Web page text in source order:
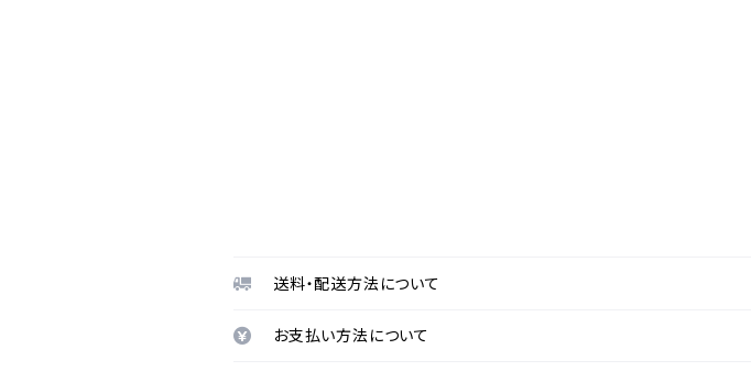
送料・配送方法について
お支払い方法について